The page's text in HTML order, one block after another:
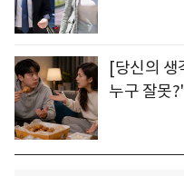
[당신의 생
누구 잘못